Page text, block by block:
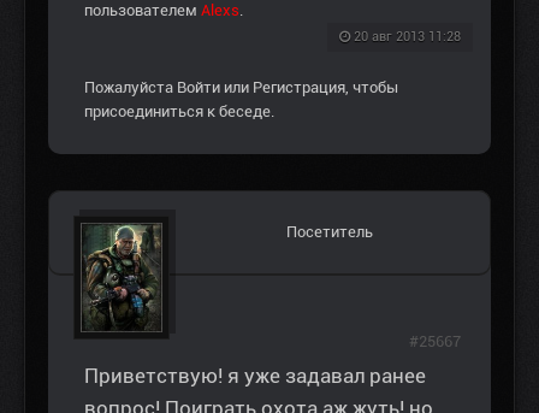
пользователем Alexs.
20 авг 2013 11:28
Пожалуйста Войти или Регистрация, чтобы
присоединиться к беседе.
Посетитель
Приветствую! я уже задавал ранее
#25667